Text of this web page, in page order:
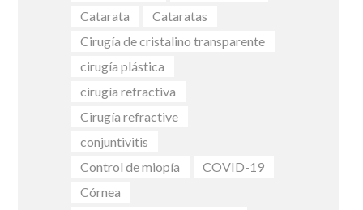
Catarata
Cataratas
Cirugía de cristalino transparente
cirugía plástica
cirugía refractiva
Cirugía refractive
conjuntivitis
Control de miopía
COVID-19
Córnea